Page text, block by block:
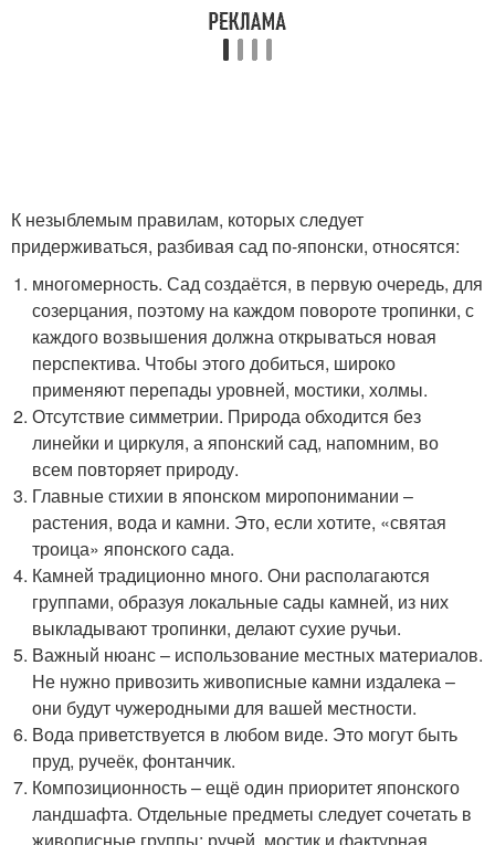
К незыблемым правилам, которых следует
придерживаться, разбивая сад по-японски, относятся:
многомерность. Сад создаётся, в первую очередь, для
созерцания, поэтому на каждом повороте тропинки, с
каждого возвышения должна открываться новая
перспектива. Чтобы этого добиться, широко
применяют перепады уровней, мостики, холмы.
Отсутствие симметрии. Природа обходится без
линейки и циркуля, а японский сад, напомним, во
всем повторяет природу.
Главные стихии в японском миропонимании –
растения, вода и камни. Это, если хотите, «святая
троица» японского сада.
Камней традиционно много. Они располагаются
группами, образуя локальные сады камней, из них
выкладывают тропинки, делают сухие ручьи.
Важный нюанс – использование местных материалов.
Не нужно привозить живописные камни издалека –
они будут чужеродными для вашей местности.
Вода приветствуется в любом виде. Это могут быть
пруд, ручеёк, фонтанчик.
Композиционность – ещё один приоритет японского
ландшафта. Отдельные предметы следует сочетать в